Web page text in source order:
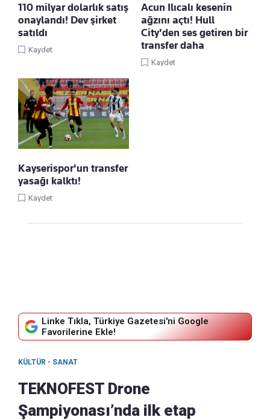
110 milyar dolarlık satış
onaylandı! Dev şirket
satıldı
Kaydet
Acun Ilıcalı kesenin
ağzını açtı! Hull
City'den ses getiren bir
transfer daha
Kaydet
Kayserispor'un transfer
yasağı kalktı!
Kaydet
Linke Tıkla, Türkiye Gazetesi'ni Google
Favorilerine Ekle!
KÜLTÜR - SANAT
TEKNOFEST Drone
Şampiyonası’nda ilk etap